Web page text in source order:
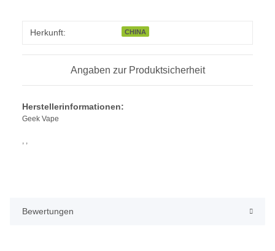
Herkunft: CHINA
Angaben zur Produktsicherheit
Herstellerinformationen:
Geek Vape
, ,
Bewertungen